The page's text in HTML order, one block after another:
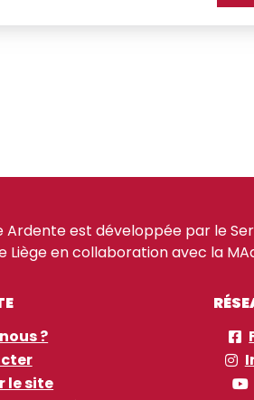
Ardente est développée par le
Liège en collaboration avec la
?
le site